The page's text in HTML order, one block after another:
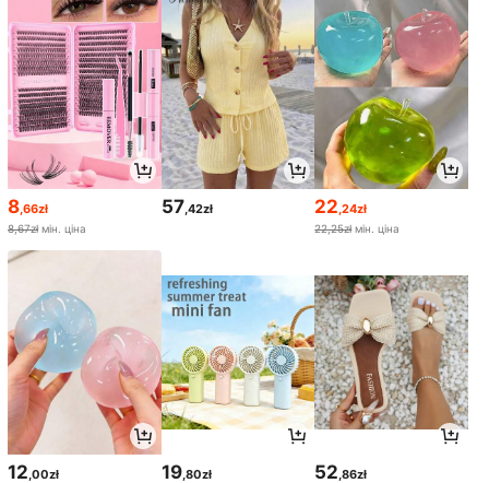
8 ,66zł
8,67zł мін. ціна
57 ,42zł 22 ,24zł
22,25zł мін. ціна
12,00zł 19,80zł 52,86zł